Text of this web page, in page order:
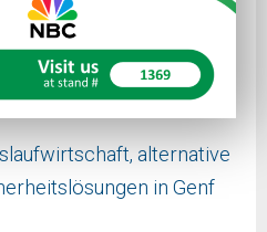
alternative
in Genf